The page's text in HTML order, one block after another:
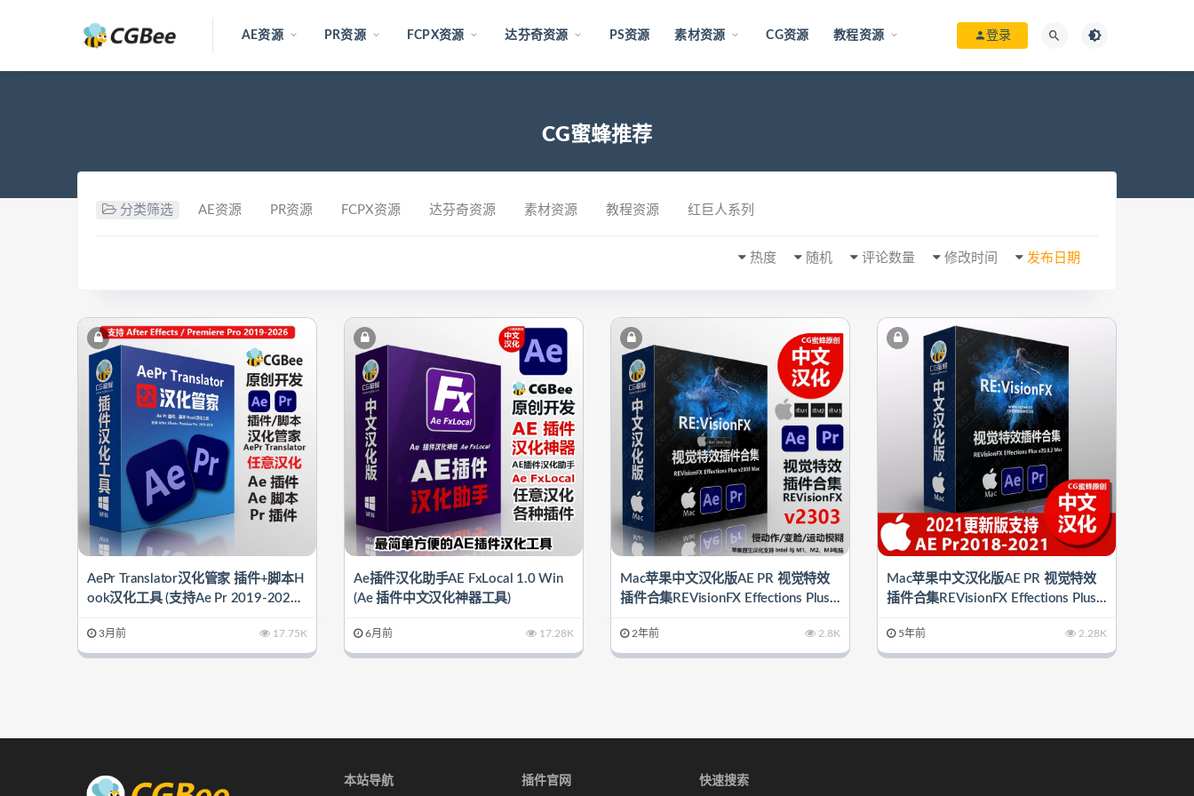
AE资源 PR资源 FCPX资源 达芬奇资源 PS资源 素材资源 CG资源 教程资源 登录
CG蜜蜂推荐
分类筛选 AE资源 PR资源 FCPX资源 达芬奇资源 素材资源 教程资源 红巨人系列
发布日期
修改时间
评论数量
随机
热度
AePr Translator汉化管家 插件+脚本H
ook汉化工具 (支持Ae Pr 2019-2026.
3月前 17.75K
Ae插件汉化助手AE FxLocal 1.0 Win
(Ae 插件中文汉化神器工具)
6月前 17.28K
Mac苹果中文汉化版AE PR 视觉特效
插件合集REVisionFX Effections Plus v
2年前 2.8K
Mac苹果中文汉化版AE PR 视觉特效
插件合集REVisionFX Effections Plus v
5年前 2.28K
本站导航 插件官网 快速搜索